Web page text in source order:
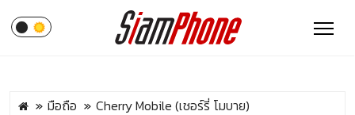
มือถือ Cherry Mobile (เชอร์รี่ โมบาย)